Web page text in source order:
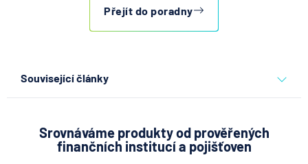
Přejít do poradny
Související články
přímo v Partners App
6.8.2026 Daně
Srovnáváme produkty od prověřených
finančních institucí a pojišťoven